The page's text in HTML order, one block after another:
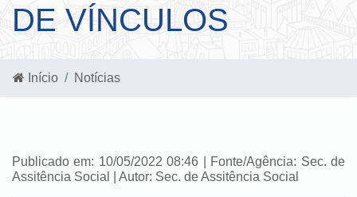
DE VÍNCULOS
Início Notícias
Publicado em: 10/05/2022 08:46 | Fonte/Agência: Sec. de
Assitência Social | Autor: Sec. de Assitência Social